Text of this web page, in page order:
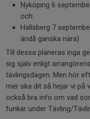
Nyköping 6
och
Hallsberg 7
ändå ganska nära)
Till dessa planeras inga
sig själv enligt
tävlingsdagen. Men hör
mer ska dit så hejar vi på
också bra info om vad
funkar under Tävling/